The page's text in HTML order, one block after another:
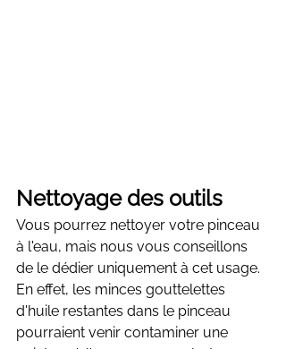
Nettoyage des outils
Vous pourrez nettoyer votre pinceau
à l'eau, mais nous vous conseillons
de le dédier uniquement à cet usage.
En effet, les minces gouttelettes
d'huile restantes dans le pinceau
pourraient venir contaminer une